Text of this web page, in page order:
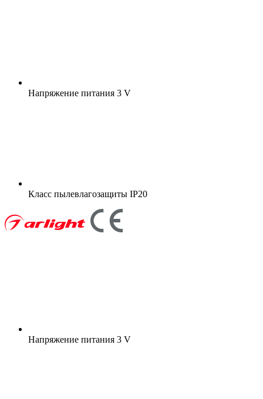
Напряжение питания 3 V
Класс пылевлагозащиты IP20
Напряжение питания 3 V